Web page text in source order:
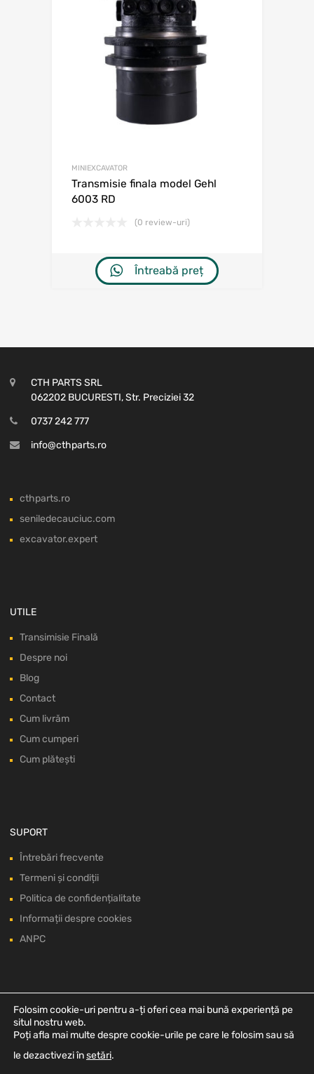
MINIEXCAVATOR
Transmisie finala model Gehl
6003 RD
(0 review-uri)
Întreabă preț
CTH PARTS SRL
062202 BUCURESTI, Str. Preciziei 32
0737 242 777
info@cthparts.ro
cthparts.ro
seniledecauciuc.com
excavator.expert
UTILE
Transimisie Finală
Despre noi
Blog
Contact
Cum livrăm
Cum cumperi
Cum plătești
SUPORT
Întrebări frecvente
Termeni și condiții
Politica de confidențialitate
Informații despre cookies
ANPC
Folosim cookie-uri pentru a-ți oferi cea mai bună experiență pe
situl nostru web.
Poți afla mai multe despre cookie-urile pe care le folosim sau să
le dezactivezi însetări.